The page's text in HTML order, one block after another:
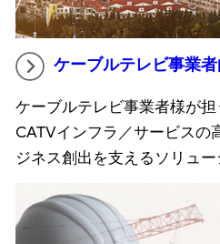
ケーブルテレビ事業
ケーブルテレビ事業者様が担
CATVインフラ／サービスの
ジネス創出を支えるソリュー